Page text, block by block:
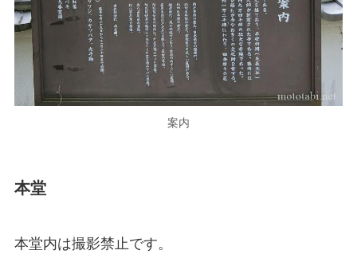
案内
本堂
本堂内は撮影禁止です。